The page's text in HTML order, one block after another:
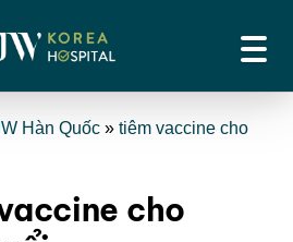
Hàn Quốc » tiêm vaccine cho
cho